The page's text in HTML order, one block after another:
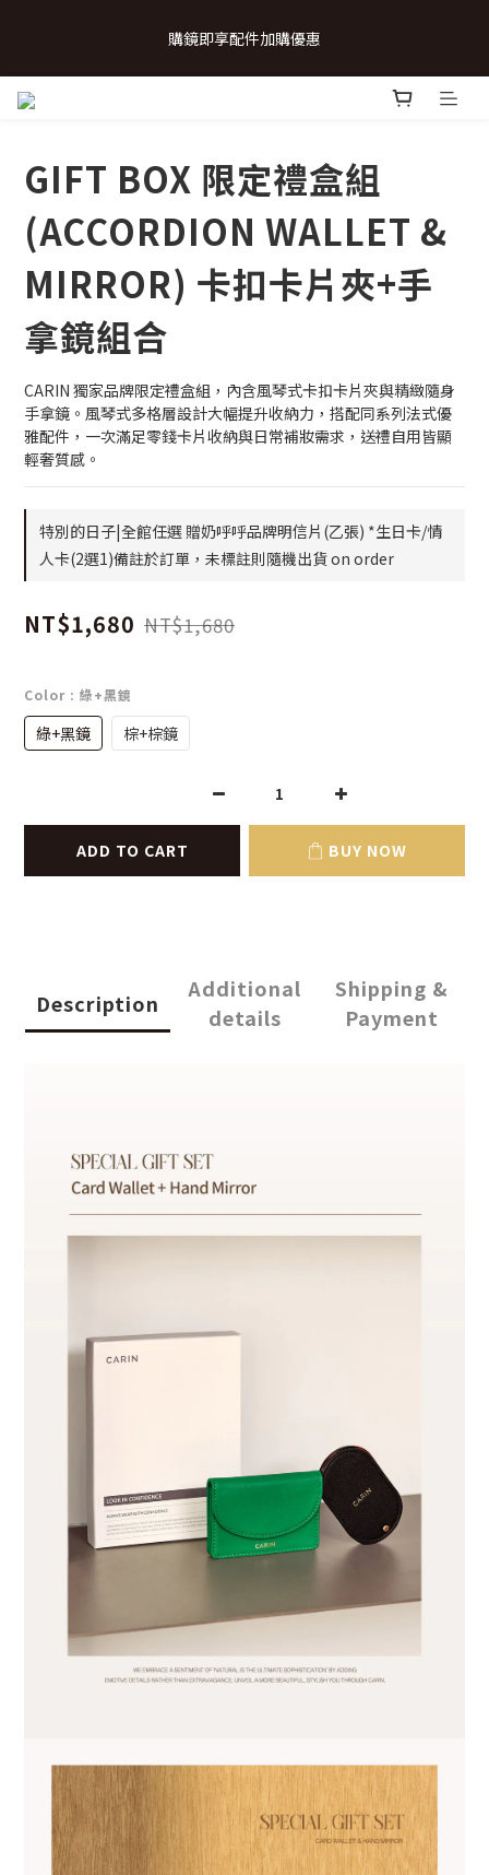
卡/情人卡(2選1)
購鏡即享配件加購優惠
💗致...特別的日子💗 | 全館任選 贈奶呼呼品牌明信片(乙張) *生日
GIFT BOX 限定禮盒組
(ACCORDION WALLET &
MIRROR) 卡扣卡片夾+手
拿鏡組合
CARIN 獨家品牌限定禮盒組，內含風琴式卡扣卡片夾與精緻隨身
手拿鏡。風琴式多格層設計大幅提升收納力，搭配同系列法式優
雅配件，一次滿足零錢卡片收納與日常補妝需求，送禮自用皆顯
輕奢質感。
特別的日子|全館任選 贈奶呼呼品牌明信片(乙張) *生日卡/情
人卡(2選1)備註於訂單，未標註則隨機出貨 on order
NT$1,680 NT$1,680
Color : 綠+黑鏡
綠+黑鏡 棕+棕鏡
ADD TO CART BUY NOW
Description
Additional
details
Shipping &
Payment